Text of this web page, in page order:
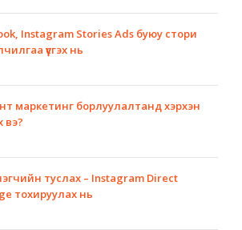
Instagram Stories Ads буюу стори
үүсгэх нь
маркетинг борлуулалтанд хэрхэн
вэ?
туслах – Instagram Direct
тохируулах нь